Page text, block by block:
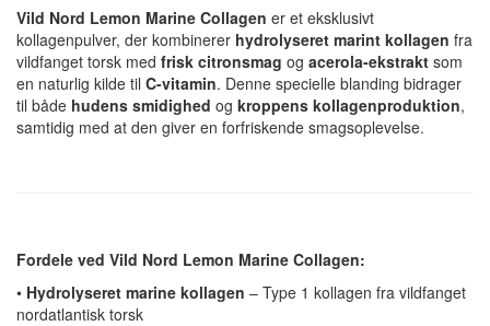
Vild Nord Lemon Marine Collagen er et eksklusivt
kollagenpulver, der kombinerer hydrolyseret marint kollagen fra
vildfanget torsk med frisk citronsmag og acerola-ekstrakt som
en naturlig kilde til C-vitamin. Denne specielle blanding bidrager
til både hudens smidighed og kroppens kollagenproduktion,
samtidig med at den giver en forfriskende smagsoplevelse.
Fordele ved Vild Nord Lemon Marine Collagen:
• Hydrolyseret marine kollagen – Type 1 kollagen fra vildfanget
nordatlantisk torsk